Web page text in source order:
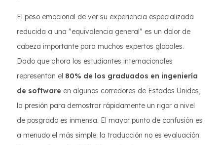
El peso emocional de ver su experiencia especializada
reducida a una "equivalencia general" es un dolor de
cabeza importante para muchos expertos globales.
Dado que ahora los estudiantes internacionales
representan el 80% de los graduados en ingeniería
de software en algunos corredores de Estados Unidos,
la presión para demostrar rápidamente un rigor a nivel
de posgrado es inmensa. El mayor punto de confusión es
a menudo el más simple: la traducción no es evaluación.